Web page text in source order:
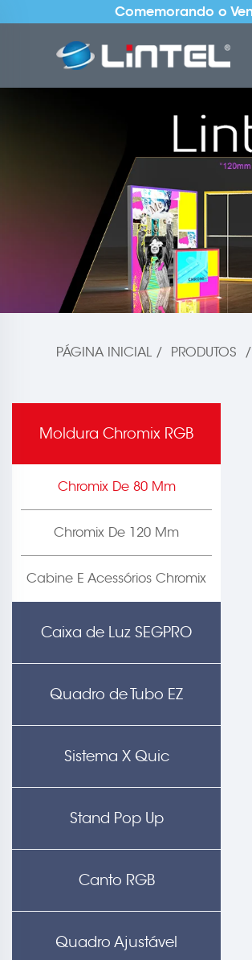
Comemorando o
PÁGINA INICIAL / PRODUTOS /
Moldura Chromix RGB
Chromix De 80 Mm
Chromix De 120 Mm
Cabine E Acessórios Chromix
Caixa de Luz SEGPRO
Quadro de Tubo EZ
Sistema X Quic
Stand Pop Up
Canto RGB
Quadro Ajustável